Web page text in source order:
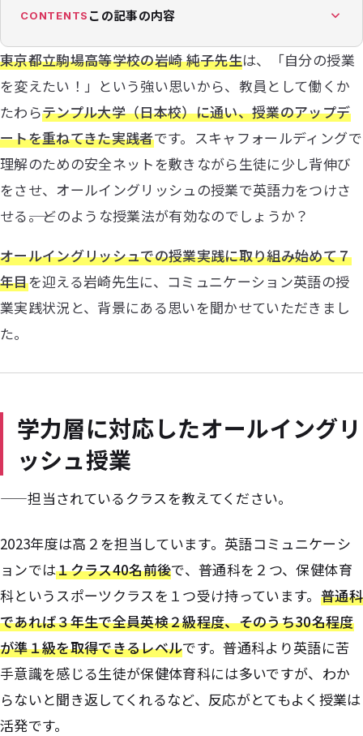
CONTENTS この記事の内容
東京都立駒場高等学校の岩崎 純子先生は、「自分の授業
を変えたい！」という強い思いから、教員として働くか
たわらテンプル大学（日本校）に通い、授業のアップデ
ートを重ねてきた実践者です。スキャフォールディングで
理解のための安全ネットを敷きながら生徒に少し背伸び
をさせ、オールイングリッシュの授業で英語力をつけさ
せる――。どのような授業法が有効なのでしょうか？
オールイングリッシュでの授業実践に取り組み始めて７
年目を迎える岩崎先生に、コミュニケーション英語の授
業実践状況と、背景にある思いを聞かせていただきまし
た。
学力層に対応したオールイングリ
ッシュ授業
——担当されているクラスを教えてください。
2023年度は高２を担当しています。英語コミュニケーシ
ョンでは１クラス40名前後で、普通科を２つ、保健体育
科というスポーツクラスを１つ受け持っています。 普通科
であれば３年生で全員英検２級程度、そのうち30名程度
が準１級を取得できるレベルです。普通科より英語に苦
手意識を感じる生徒が保健体育科には多いですが、わか
らないと聞き返してくれるなど、反応がとてもよく授業は
活発です。